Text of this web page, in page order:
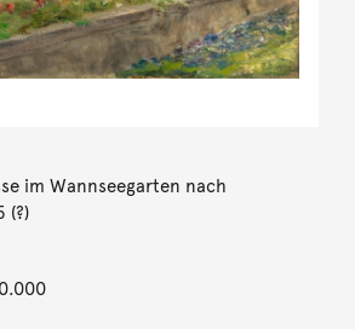
im Wannseegarten nach
(?)